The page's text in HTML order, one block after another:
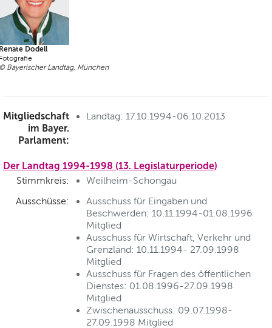
Dodell
Bayerischer Landtag, München
Mitgliedschaft
im Bayer.
Parlament:
Landtag: 17.10.1994-06.10.2013
Der Landtag 1994-1998 (13. Legislaturperiode)
Stimmkreis:
Weilheim-Schongau
Ausschüsse:
Ausschuss für Eingaben und
Beschwerden: 10.11.1994-01.08.1996
Mitglied
Ausschuss für Wirtschaft, Verkehr und
Grenzland: 10.11.1994- 27.09.1998
Mitglied
Ausschuss für Fragen des öffentlichen
Dienstes: 01.08.1996-27.09.1998
Mitglied
Zwischenausschuss: 09.07.1998-
27.09.1998 Mitglied